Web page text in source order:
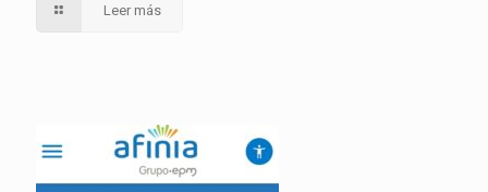
Leer más